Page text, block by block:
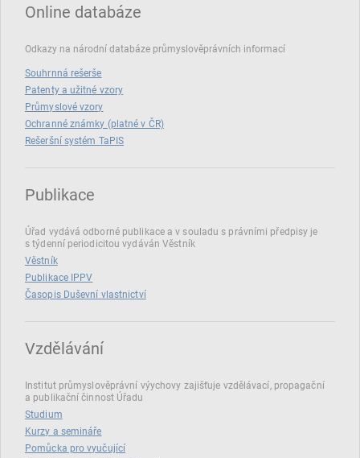
Online databáze
Odkazy na národní databáze průmyslověprávních informací
Souhrnná rešerše
Patenty a užitné vzory
Průmyslové vzory
Ochranné známky (platné v ČR)
Rešeršní systém TaPIS
Publikace
Úřad vydává odborné publikace a v souladu s právními předpisy je
s týdenní periodicitou vydáván Věstník
Věstník
Publikace IPPV
Časopis Duševní vlastnictví
Vzdělávání
Institut průmyslověprávní výychovy zajišťuje vzdělávací, propagační
a publikační činnost Úřadu
Studium
Kurzy a semináře
Pomůcka pro vyučující